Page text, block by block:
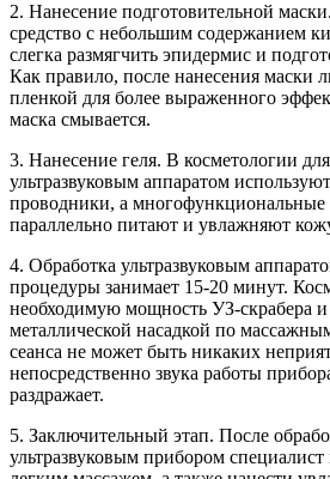
2. Нанесение подготовительной
средство с небольшим содержанием
слегка размягчить эпидермис и
Как правило, после нанесения маски
пленкой для более выраженного
маска смывается.
3. Нанесение геля. В косметологии
ультразвуковым аппаратом
проводники, а многофункциональные
параллельно питают и увлажняют
4. Обработка ультразвуковым
процедуры занимает 15-20 минут.
необходимую мощность УЗ-скрабера
металлической насадкой по
сеанса не может быть никаких
непосредственно звука работы
раздражает.
5. Заключительный этап. После
ультразвуковым прибором